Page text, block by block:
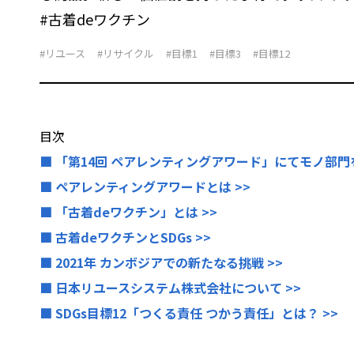
#古着deワクチン
#リユース #リサイクル #目標1 #目標3 #目標12
目次
■ 「第14回 ペアレンティングアワード」にてモノ部門
■ ペアレンティングアワードとは >>
■ 「古着deワクチン」とは >>
■ 古着deワクチンとSDGs >>
■ 2021年 カンボジアでの新たなる挑戦 >>
■ ⽇本リユースシステム株式会社について >>
■ SDGs目標12「つくる責任 つかう責任」とは？ >>